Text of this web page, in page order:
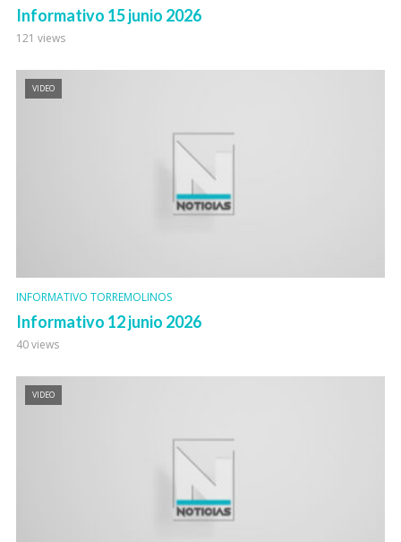
Informativo 15 junio 2026
121 views
VIDEO
INFORMATIVO TORREMOLINOS
Informativo 12 junio 2026
40 views
VIDEO